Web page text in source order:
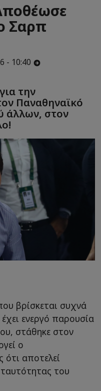
Σαρπ
- 10:40
την
Παναθηναϊκό
άλλων, στον
βρίσκεται συχνά
ενεργό παρουσία
στάθηκε στον
ο
ότι αποτελεί
του